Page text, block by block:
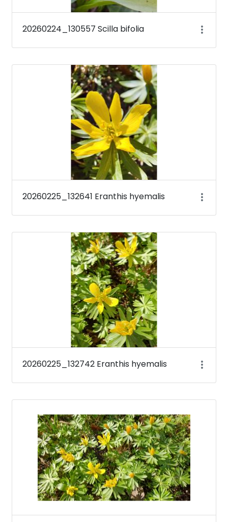
20260224_130557 Scilla bifolia
20260225_132641 Eranthis hyemalis
20260225_132742 Eranthis hyemalis